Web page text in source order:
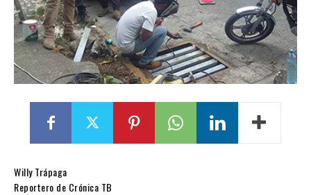
Willy Trápaga
Reportero de Crónica TB